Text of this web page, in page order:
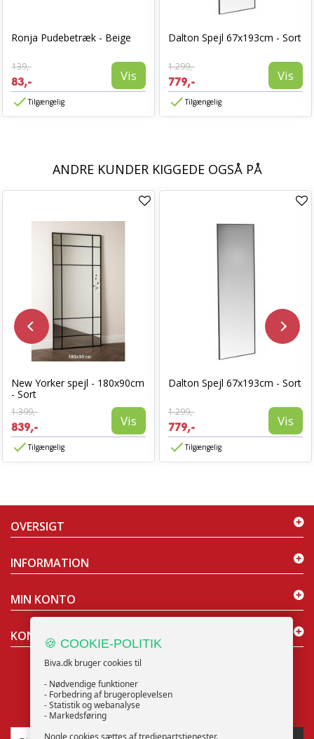
Ronja Pudebetræk - Beige
139,-
83,- Vis
Tilgængelig
Dalton Spejl 67x193cm - Sort
1.299,-
779,- Vis
Tilgængelig
ANDRE KUNDER KIGGEDE OGSÅ PÅ
New Yorker spejl - 180x90cm
- Sort
1.399,-
839,- Vis
Tilgængelig
Dalton Spejl 67x193cm - Sort
1.299,-
779,- Vis
Tilgængelig
OVERSIGT
INFORMATION
MIN KONTO
KONTAKT OS
NYHEDSBREV
🍪 COOKIE-POLITIK
Biva.dk bruger cookies til
- Nødvendige funktioner
- Forbedring af brugeroplevelsen
- Statistik og webanalyse
- Markedsføring
Nogle cookies sættes af tredjepartstjenester.